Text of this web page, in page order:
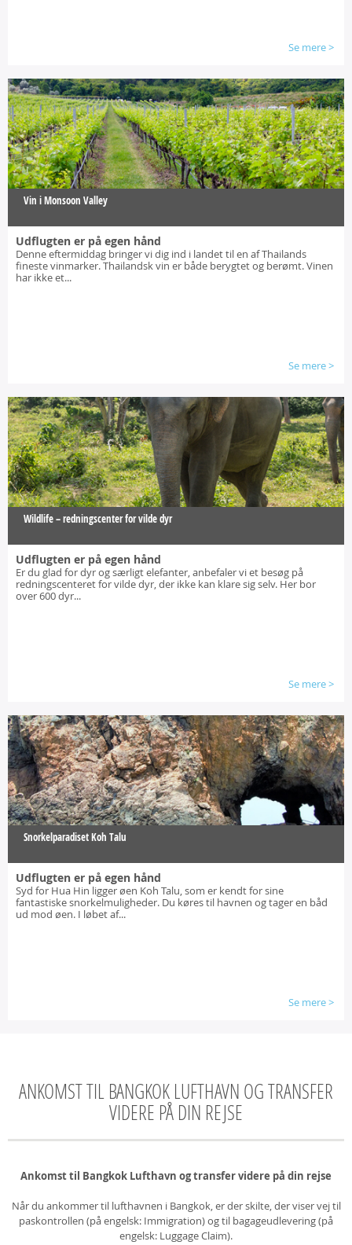
Se mere>
Vin i Monsoon Valley
Udflugten er på egen hånd
Denne eftermiddag bringer vi dig ind i landet til en af Thailands
fineste vinmarker. Thailandsk vin er både berygtet og berømt. Vinen
har ikke et...
Se mere>
Wildlife – redningscenter for vilde dyr
Udflugten er på egen hånd
Er du glad for dyr og særligt elefanter, anbefaler vi et besøg på
redningscenteret for vilde dyr, der ikke kan klare sig selv. Her bor
over 600 dyr...
Se mere>
Snorkelparadiset Koh Talu
Udflugten er på egen hånd
Syd for Hua Hin ligger øen Koh Talu, som er kendt for sine
fantastiske snorkelmuligheder. Du køres til havnen og tager en båd
ud mod øen. I løbet af...
Se mere>
ANKOMST TIL BANGKOK LUFTHAVN OG TRANSFER
VIDERE PÅ DIN REJSE
Ankomst til Bangkok Lufthavn og transfer videre på din rejse
Når du ankommer til lufthavnen i Bangkok, er der skilte, der viser vej til
paskontrollen (på engelsk: Immigration) og til bagageudlevering (på
engelsk: Luggage Claim).